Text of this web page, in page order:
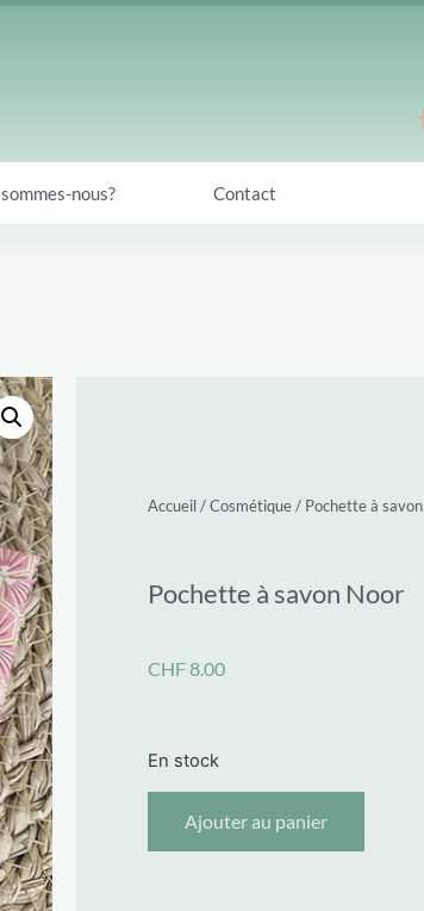
nous? Contact
Accueil/Cosmétique/ Pochette à savon
Pochette à savon Noor
CHF8.00
En stock
Ajouter au panier